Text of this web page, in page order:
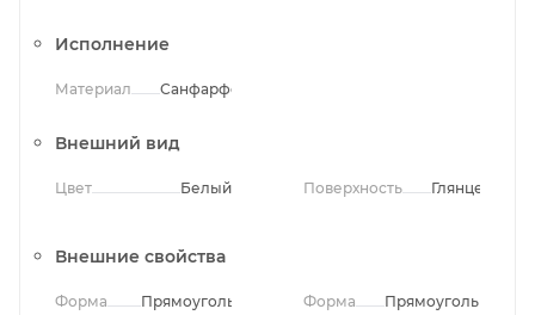
Исполнение
Материал Санфарфор
Внешний вид
Цвет Белый Поверхность Глянцевая
Внешние свойства
Форма
Прямоугольная Форма Прямоугольная